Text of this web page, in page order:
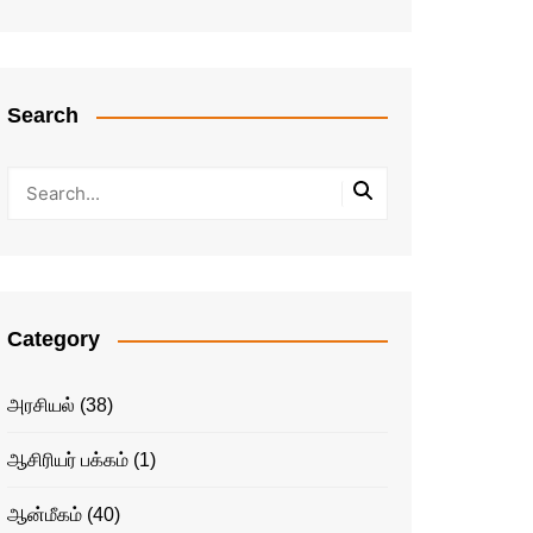
Search
Category
அரசியல் (38)
ஆசிரியர் பக்கம் (1)
ஆன்மீகம் (40)